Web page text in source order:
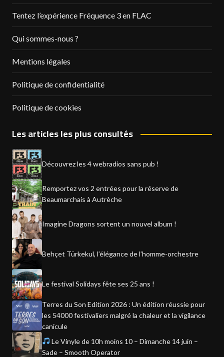
Tentez l’expérience Fréquence 3 en FLAC
Qui sommes-nous ?
Mentions légales
Politique de confidentialité
Politique de cookies
Les articles les plus consultés
Découvrez les 4 webradios sans pub !
Remportez vos 2 entrées pour la réserve de
Beaumarchais à Autrèche
Imagine Dragons sortent un nouvel album !
Behçet Türkekul, l’élégance de l’homme-orchestre
Le festival Solidays fête ses 25 ans !
Terres du Son Edition 2026 : Un édition réussie pour
les 54000 festivaliers malgré la chaleur et la vigilance
canicule
Le Vinyle de 10h moins 10 – Dimanche 14 juin –
Sade – Smooth Operator